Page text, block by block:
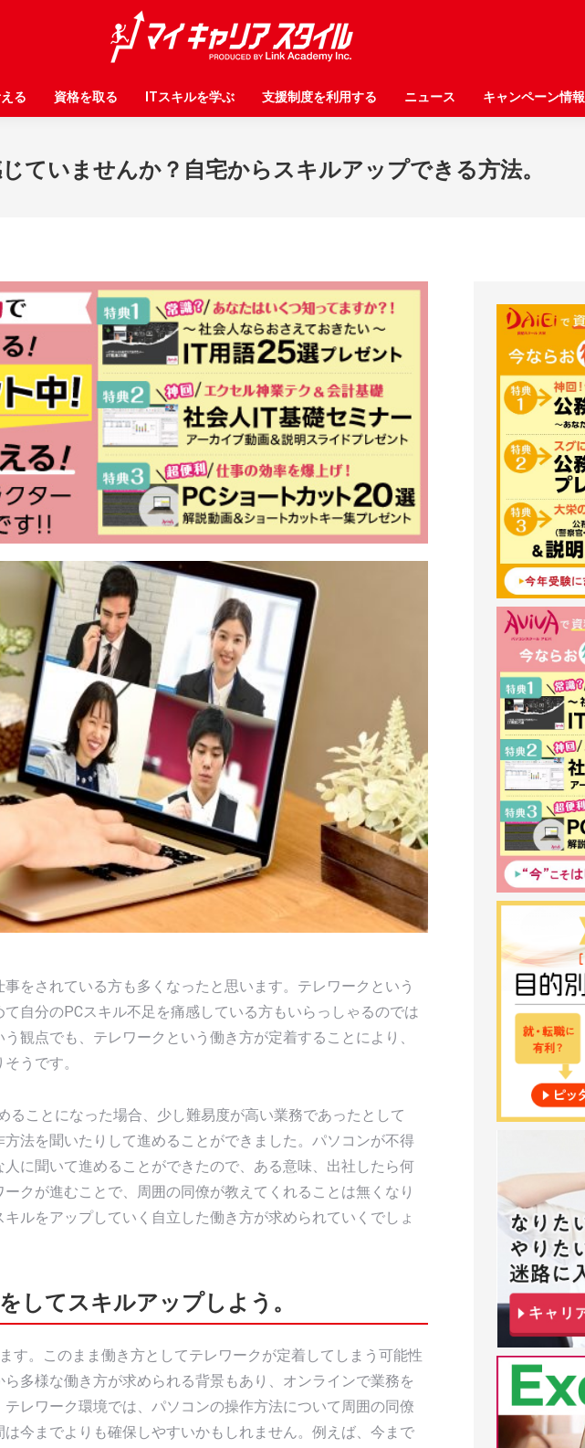
る 資格を取る ITスキルを学ぶ 支援制度を利用する ニュース キャンペーン情報
ていませんか？自宅からスキルアップできる方法。
をされている方も多くなったと思います。テレワークという
自分のPCスキル不足を痛感している方もいらっしゃるのでは
観点でも、テレワークという働き方が定着することにより、
うです。
ことになった場合、少し難易度が高い業務であったとして
法を聞いたりして進めることができました。パソコンが不得
に聞いて進めることができたので、ある意味、出社したら何
クが進むことで、周囲の同僚が教えてくれることは無くなり
ルをアップしていく自立した働き方が求められていくでしょ
してスキルアップしよう。
す。このまま働き方としてテレワークが定着してしまう可能性
多様な働き方が求められる背景もあり、オンラインで業務を
レワーク環境では、パソコンの操作方法について周囲の同僚
今までよりも確保しやすいかもしれません。例えば、今まで
る 資格を取る ITスキルを学ぶ 支援制度を利用する ニュース キャンペーン情報